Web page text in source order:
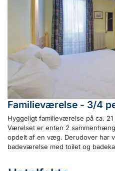
Familieværelse - 3/4
Hyggeligt familieværelse på ca.
Værelset er enten 2
opdelt af en væg. Derudover har
badeværelse med toilet og